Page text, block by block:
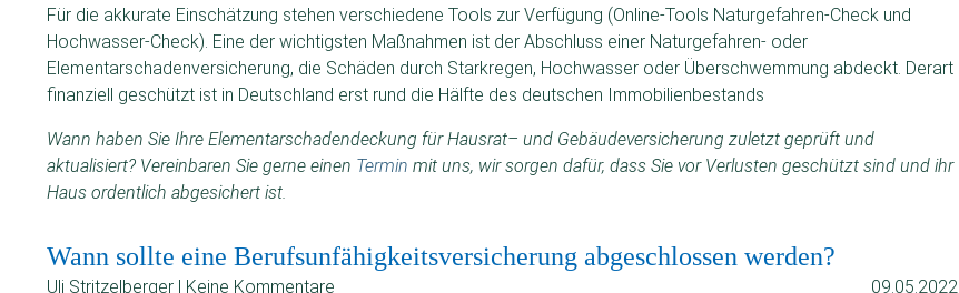
Für die akkurate Einschätzung stehen verschiedene Tools zur Verfügung (Online-Tools Naturgefahren-Check und
Hochwasser-Check). Eine der wichtigsten Maßnahmen ist der Abschluss einer Naturgefahren- oder
Elementarschadenversicherung, die Schäden durch Starkregen, Hochwasser oder Überschwemmung abdeckt. Derart
finanziell geschützt ist in Deutschland erst rund die Hälfte des deutschen Immobilienbestands
Wann haben Sie Ihre Elementarschadendeckung für Hausrat– und Gebäudeversicherung zuletzt geprüft und
aktualisiert? Vereinbaren Sie gerne einen Termin mit uns, wir sorgen dafür, dass Sie vor Verlusten geschützt sind und ihr
Haus ordentlich abgesichert ist.
Wann sollte eine Berufsunfähigkeitsversicherung abgeschlossen werden?
Uli Stritzelberger | Keine Kommentare 09.05.2022